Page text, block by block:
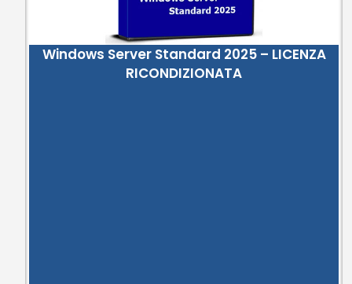
Windows Server Standard 2025 – LICENZA
RICONDIZIONATA